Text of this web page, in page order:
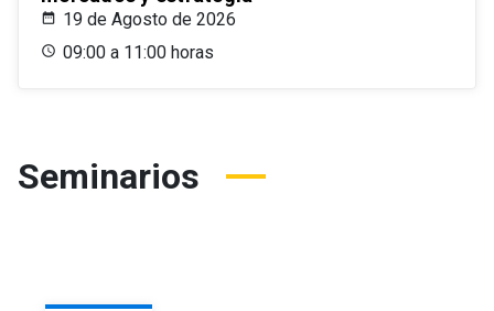
19 de Agosto de 2026
09:00 a 11:00 horas
Seminarios